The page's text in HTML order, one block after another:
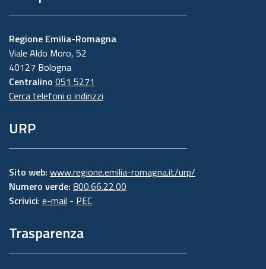
Regione Emilia-Romagna
Viale Aldo Moro, 52
40127 Bologna
Centralino 051 5271
Cerca telefoni o indirizzi
URP
Sito web: www.regione.emilia-romagna.it/urp/
Numero verde: 800.66.22.00
Scrivici: e-mail - PEC
Trasparenza